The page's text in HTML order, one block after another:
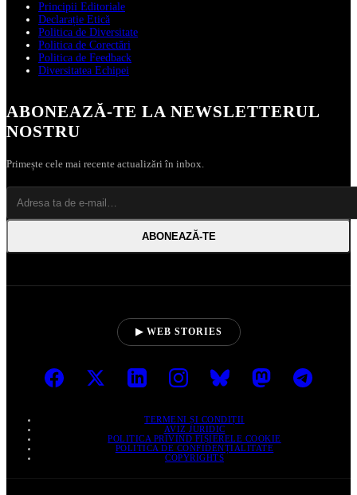
Principii Editoriale
Declarație Etică
Politica de Diversitate
Politica de Corectări
Politica de Feedback
Diversitatea Echipei
ABONEAZĂ‑TE LA NEWSLETTERUL
NOSTRU
Primește cele mai recente actualizări în inbox.
ABONEAZĂ‑TE
▶ WEB STORIES
TERMENI ȘI CONDIȚII
AVIZ JURIDIC
POLITICA PRIVIND FIȘIERELE COOKIE
POLITICA DE CONFIDENȚIALITATE
COPYRIGHTS